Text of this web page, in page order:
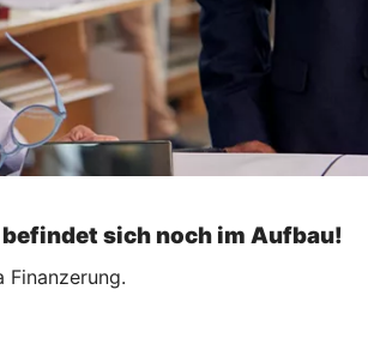
sich noch im Aufbau!
Finanzerung.